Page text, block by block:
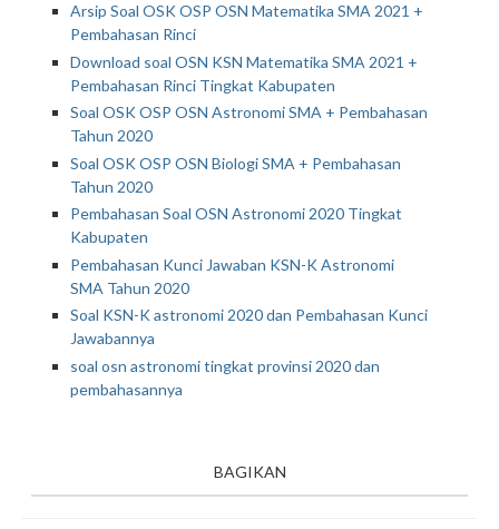
Arsip Soal OSK OSP OSN Matematika SMA 2021 +
Pembahasan Rinci
Download soal OSN KSN Matematika SMA 2021 +
Pembahasan Rinci Tingkat Kabupaten
Soal OSK OSP OSN Astronomi SMA + Pembahasan
Tahun 2020
Soal OSK OSP OSN Biologi SMA + Pembahasan
Tahun 2020
Pembahasan Soal OSN Astronomi 2020 Tingkat
Kabupaten
Pembahasan Kunci Jawaban KSN-K Astronomi
SMA Tahun 2020
Soal KSN-K astronomi 2020 dan Pembahasan Kunci
Jawabannya
soal osn astronomi tingkat provinsi 2020 dan
pembahasannya
BAGIKAN